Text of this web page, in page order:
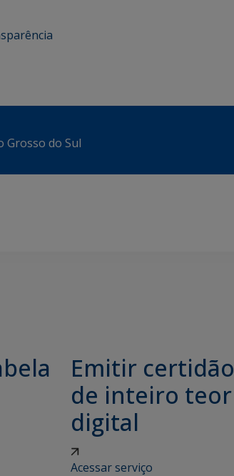
Grosso do Sul
Emitir certidão
de inteiro teor
digital
Acessar serviço